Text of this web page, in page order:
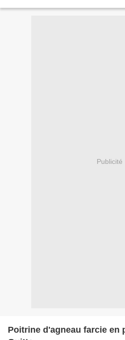
Publicité
Poitrine d'agneau farcie en